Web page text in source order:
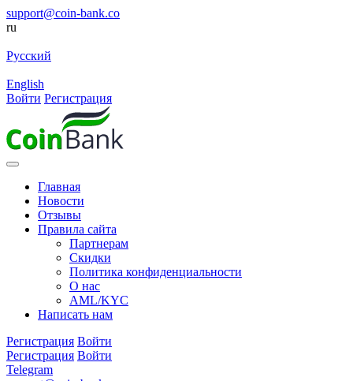
support@coin-bank.co
ru
Русский
English
Войти Регистрация
Главная
Новости
Отзывы
Правила сайта
Партнерам
Скидки
Политика конфиденциальности
О нас
AML/KYC
Написать нам
Регистрация Войти
Регистрация Войти
Telegram